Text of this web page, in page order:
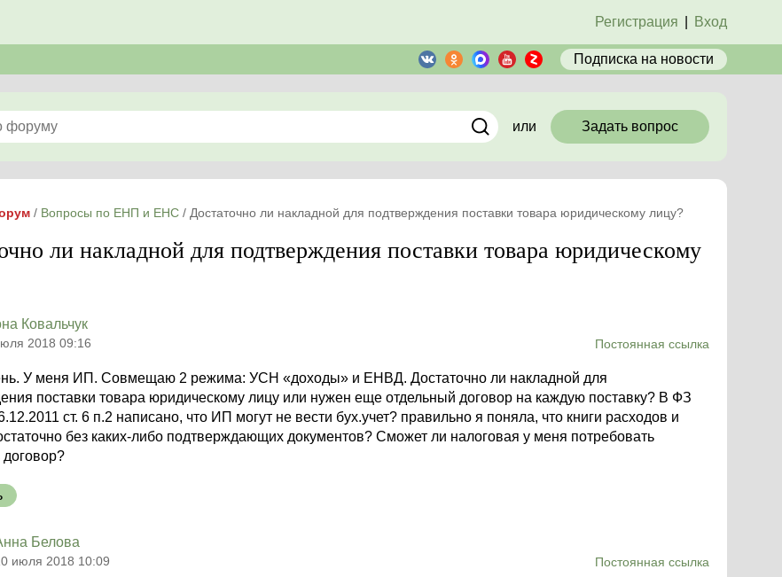
Регистрация Вход
Подписка на новости
или Задать вопрос
/ Вопросы по ЕНП и ЕНС / Достаточно ли накладной для подтверждения поставки товара юридическому лицу?
ли накладной для подтверждения поставки товара юридическому
Ковальчук
2018 09:16 Постоянная ссылка
У меня ИП. Совмещаю 2 режима: УСН «доходы» и ЕНВД. Достаточно ли накладной для
поставки товара юридическому лицу или нужен еще отдельный договор на каждую поставку? В ФЗ
ст. 6 п.2 написано, что ИП могут не вести бух.учет? правильно я поняла, что книги расходов и
без каких-либо подтверждающих документов? Сможет ли налоговая у меня потребовать
Белова
июля 2018 10:09 Постоянная ссылка